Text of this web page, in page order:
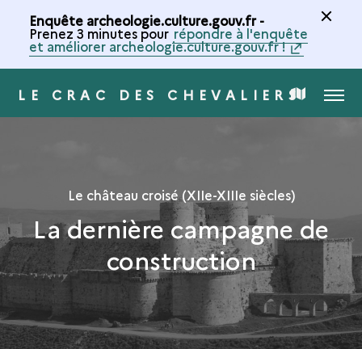
Enquête archeologie.culture.gouv.fr -
Prenez 3 minutes pour répondre à l'enquête
et améliorer archeologie.culture.gouv.fr !
LE CRAC DES CHEVALIERS
CARTE
LA
COLLECTION
MENU
Le château croisé (XIIe-XIIIe siècles)
La dernière campagne de
construction